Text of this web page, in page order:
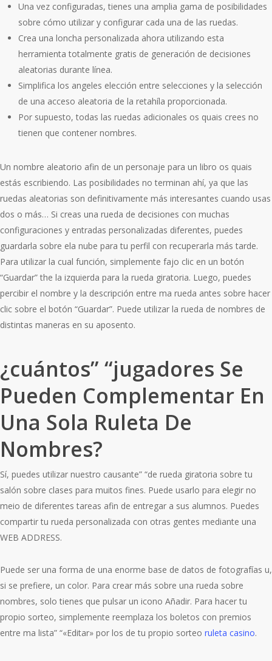
Una vez configuradas, tienes una amplia gama de posibilidades
sobre cómo utilizar y configurar cada una de las ruedas.
Crea una loncha personalizada ahora utilizando esta
herramienta totalmente gratis de generación de decisiones
aleatorias durante línea.
Simplifica los angeles elección entre selecciones y la selección
de una acceso aleatoria de la retahíla proporcionada.
Por supuesto, todas las ruedas adicionales os quais crees no
tienen que contener nombres.
Un nombre aleatorio afin de un personaje para un libro os quais
estás escribiendo. Las posibilidades no terminan ahí, ya que las
ruedas aleatorias son definitivamente más interesantes cuando usas
dos o más… Si creas una rueda de decisiones con muchas
configuraciones y entradas personalizadas diferentes, puedes
guardarla sobre ela nube para tu perfil con recuperarla más tarde.
Para utilizar la cual función, simplemente fajo clic en un botón
“Guardar” the la izquierda para la rueda giratoria. Luego, puedes
percibir el nombre y la descripción entre ma rueda antes sobre hacer
clic sobre el botón “Guardar”. Puede utilizar la rueda de nombres de
distintas maneras en su aposento.
¿cuántos” “jugadores Se
Pueden Complementar En
Una Sola Ruleta De
Nombres?
Sí, puedes utilizar nuestro causante” “de rueda giratoria sobre tu
salón sobre clases para muitos fines. Puede usarlo para elegir no
meio de diferentes tareas afin de entregar a sus alumnos. Puedes
compartir tu rueda personalizada con otras gentes mediante una
WEB ADDRESS.
Puede ser una forma de una enorme base de datos de fotografías u,
si se prefiere, un color. Para crear más sobre una rueda sobre
nombres, solo tienes que pulsar un icono Añadir. Para hacer tu
propio sorteo, simplemente reemplaza los boletos con premios
entre ma lista” “«Editar» por los de tu propio sorteo ruleta casino.